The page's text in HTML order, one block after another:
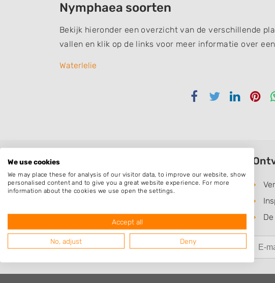
Nymphaea soorten
Bekijk hieronder een overzicht van de verschillende
vallen en klik op de links voor meer informatie over
Waterlelie
DelenDelenDelen
We use cookies
We may place these for analysis of our visitor data, to improve our website, show
personalised content and to give you a great website experience. For more
information about the cookies we use open the settings.
Accept all
No, adjust Deny